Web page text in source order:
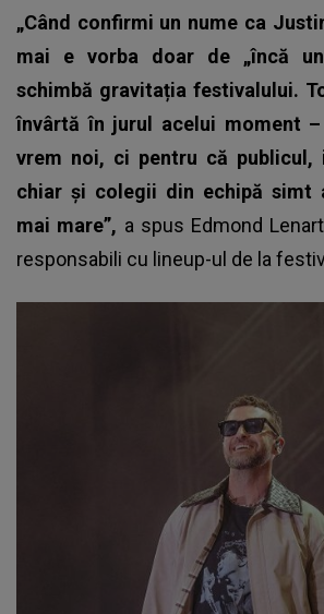
„Când confirmi un nume ca
mai e vorba doar de „încă
schimbă gravitația festivalului.
învârtă în jurul acelui moment
vrem noi, ci pentru că publicul,
chiar și colegii din echipă simt
mai mare”, a spus Edmond
responsabili cu lineup-ul de la